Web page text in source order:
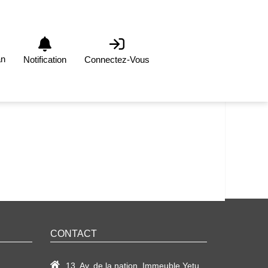
Notification Connectez-Vous
CONTACT
13, Av. de la nation, Immeuble Yetu,